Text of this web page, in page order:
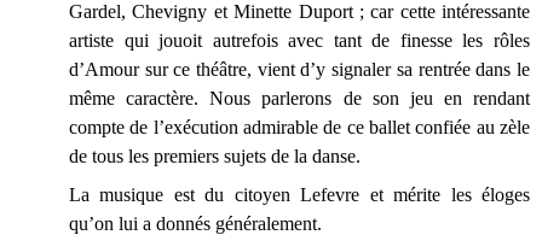
Gardel, Chevigny et Minette Duport ; car cette intéressante
artiste qui jouoit autrefois avec tant de finesse les rôles
d’Amour sur ce théâtre, vient d’y signaler sa rentrée dans le
même caractère. Nous parlerons de son jeu en rendant
compte de l’exécution admirable de ce ballet confiée au zèle
de tous les premiers sujets de la danse.
La musique est du citoyen Lefevre et mérite les éloges
qu’on lui a donnés généralement.